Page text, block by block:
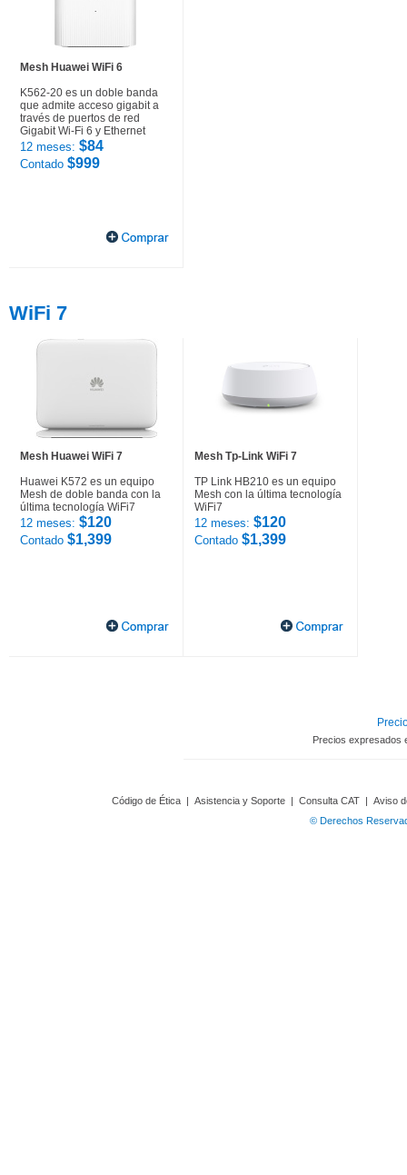
Mesh Huawei WiFi 6
K562-20 es un doble banda
que admite acceso gigabit a
través de puertos de red
Gigabit Wi-Fi 6 y Ethernet
12 meses: $84
Contado $999
WiFi 7
Mesh Huawei WiFi 7
Huawei K572 es un equipo
Mesh de doble banda con la
última tecnología WiFi7
12 meses: $120
Contado $1,399
Mesh Tp-Link WiFi 7
TP Link HB210 es un equipo
Mesh con la última tecnología
WiFi7
12 meses: $120
Contado $1,399
Precios expresados
Código de Ética | Asistencia y Soporte | Consulta CAT | Aviso
© Derechos